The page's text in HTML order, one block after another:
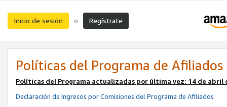
Inicio de sesión o Regístrate
Políticas del Programa de Afiliados
Políticas del Programa actualizadas por última vez: 14 de abril
Declaración de Ingresos por Comisiones del Programa de Afiliados